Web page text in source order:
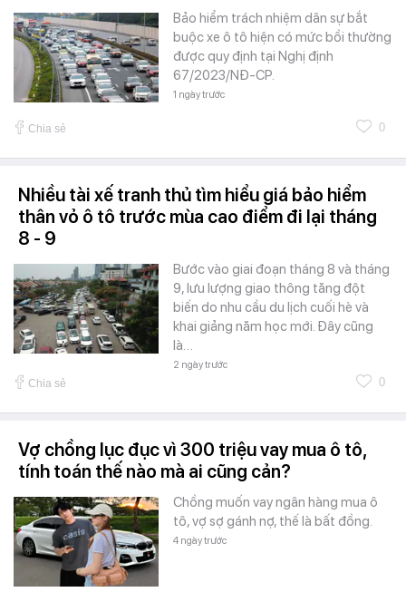
Bảo hiểm trách nhiệm dân sự bắt
buộc xe ô tô hiện có mức bồi thường
được quy định tại Nghị định
67/2023/NĐ-CP.
1 ngày trước
Chia sẻ 0
Nhiều tài xế tranh thủ tìm hiểu giá bảo hiểm
thân vỏ ô tô trước mùa cao điểm đi lại tháng
8 - 9
Bước vào giai đoạn tháng 8 và tháng
9, lưu lượng giao thông tăng đột
biến do nhu cầu du lịch cuối hè và
khai giảng năm học mới. Đây cũng
là…
2 ngày trước
Chia sẻ 0
Vợ chồng lục đục vì 300 triệu vay mua ô tô,
tính toán thế nào mà ai cũng cản?
Chồng muốn vay ngân hàng mua ô
tô, vợ sợ gánh nợ, thế là bất đồng.
4 ngày trước